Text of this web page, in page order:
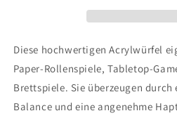
Diese hochwertigen Acrylwürfel
Paper-Rollenspiele, Tabletop-
Brettspiele. Sie überzeugen durch
Balance und eine angenehme